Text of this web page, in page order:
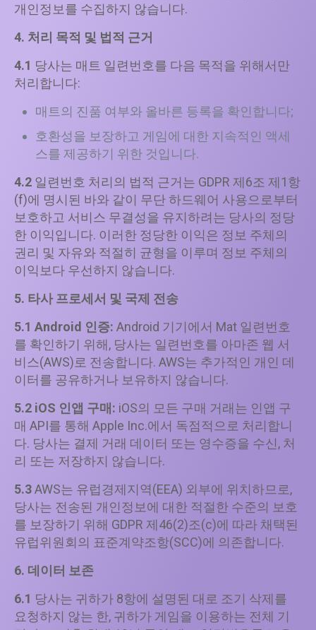
개인정보를 수집하지 않습니다.
4. 처리 목적 및 법적 근거
4.1 당사는 매트 일련번호를 다음 목적을 위해서만
처리합니다:
매트의 진품 여부와 올바른 등록을 확인합니다;
호환성을 보장하고 게임에 대한 지속적인 액세
스를 제공하기 위한 것입니다.
4.2 일련번호 처리의 법적 근거는 GDPR 제6조 제1항
(f)에 명시된 바와 같이 무단 하드웨어 사용으로부터
보호하고 서비스 무결성을 유지하려는 당사의 정당
한 이익입니다. 이러한 정당한 이익은 정보 주체의
권리 및 자유와 적절히 균형을 이루며 정보 주체의
이익보다 우선하지 않습니다.
5. 타사 프로세서 및 국제 전송
5.1 Android 인증: Android 기기에서 Mat 일련번호
를 확인하기 위해, 당사는 일련번호를 아마존 웹 서
비스(AWS)로 전송합니다. AWS는 추가적인 개인 데
이터를 공유하거나 보유하지 않습니다.
5.2 iOS 인앱 구매: iOS의 모든 구매 거래는 인앱 구
매 API를 통해 Apple Inc.에서 독점적으로 처리합니
다. 당사는 결제 거래 데이터 또는 영수증을 수신, 처
리 또는 저장하지 않습니다.
5.3AWS는 유럽경제지역(EEA) 외부에 위치하므로,
당사는 전송된 개인정보에 대한 적절한 수준의 보호
를 보장하기 위해 GDPR 제46(2)조(c)에 따라 채택된
유럽위원회의 표준계약조항(SCC)에 의존합니다.
6. 데이터 보존
6.1 당사는 귀하가 8항에 설명된 대로 조기 삭제를
요청하지 않는 한, 귀하가 게임을 이용하는 전체 기